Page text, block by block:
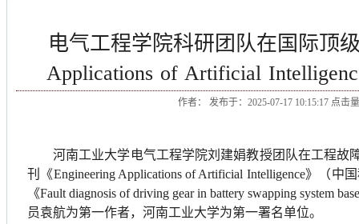
电气工程学院科研团队在国际顶
Applications of Artificial
作者： 发布于：2025-07-17 10:15:17 点击
河南工业大学电气工程学院刘建娟教授团队在工程故
刊《Engineering Applications of Artificial Intelligence》（中
《Fault diagnosis of driving gear in battery swapping system
员袁航为第一作者，河南工业大学为第一署名单位。